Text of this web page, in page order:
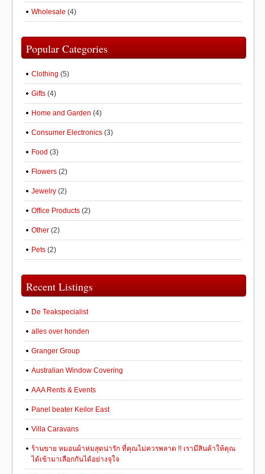
Wholesale (4)
Popular Categories
Clothing (5)
Gifts (4)
Home and Garden (4)
Consumer Electronics (3)
Food (3)
Flowers (2)
Jewelry (2)
Office Products (2)
Other (2)
Pets (2)
Recent Listings
De Teakspecialist
alles over honden
Granger Group
Australian Window Covering
AAA Rents & Events
Panel beater Keilor East
Villa Caravans
ร้านขาย หมอนผ้าห่มสุดน่ารัก ที่คุณไม่ควรพลาด !! เรามีสินค้าให้คุณ
ได้เข้ามาเลือกกันได้อย่างจุใจ